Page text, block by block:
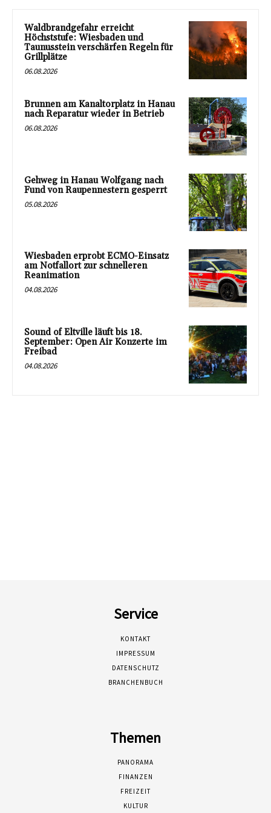
Waldbrandgefahr erreicht
Höchststufe: Wiesbaden und
Taunusstein verschärfen Regeln für
Grillplätze
06.08.2026
Brunnen am Kanaltorplatz in Hanau
nach Reparatur wieder in Betrieb
06.08.2026
Gehweg in Hanau Wolfgang nach
Fund von Raupennestern gesperrt
05.08.2026
Wiesbaden erprobt ECMO-Einsatz
am Notfallort zur schnelleren
Reanimation
04.08.2026
Sound of Eltville läuft bis 18.
September: Open Air Konzerte im
Freibad
04.08.2026
Service
KONTAKT
IMPRESSUM
DATENSCHUTZ
BRANCHENBUCH
Themen
PANORAMA
FINANZEN
FREIZEIT
KULTUR